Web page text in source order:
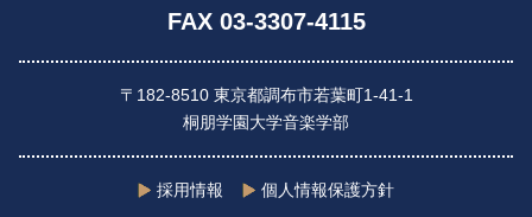
FAX 03-3307-4115
〒182-8510 東京都調布市若葉町1-41-1
桐朋学園大学音楽学部
採用情報 個人情報保護方針